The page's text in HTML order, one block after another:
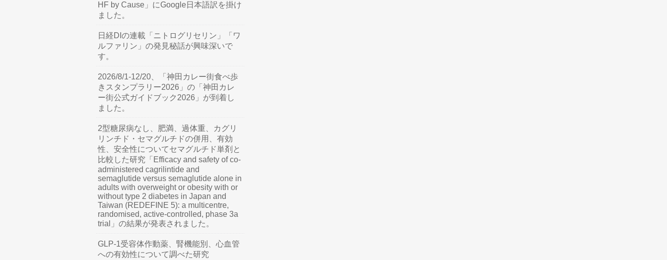
HF by Cause」にGoogle日本語訳を掛け
ました。
日経DIの連載「ニトログリセリン」「ワ
ルファリン」の発見秘話が興味深いで
す。
2026/8/1-12/20、「神田カレー街食べ歩
きスタンプラリー2026」の「神田カレ
ー街公式ガイドブック2026」が到着し
ました。
2型糖尿病なし、肥満、過体重、カグリ
リンチド・セマグルチドの併用、有効
性、安全性についてセマグルチド単剤と
比較した研究「Efficacy and safety of co-
administered cagrilintide and
semaglutide versus semaglutide alone in
adults with overweight or obesity with or
without type 2 diabetes in Japan and
Taiwan (REDEFINE 5): a multicentre,
randomised, active-controlled, phase 3a
trial」の結果が発表されました。
GLP-1受容体作動薬、腎機能別、心血管
への有効性について調べた研究